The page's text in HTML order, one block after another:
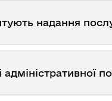
надання